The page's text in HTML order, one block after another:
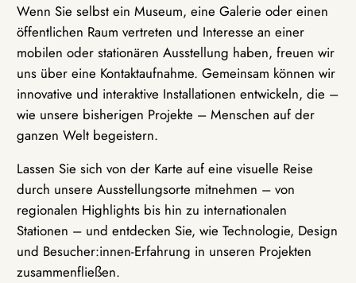
Wenn Sie selbst ein Museum, eine Galerie oder einen
öffentlichen Raum vertreten und Interesse an einer
mobilen oder stationären Ausstellung haben, freuen wir
uns über eine Kontaktaufnahme. Gemeinsam können wir
innovative und interaktive Installationen entwickeln, die –
wie unsere bisherigen Projekte – Menschen auf der
ganzen Welt begeistern.
Lassen Sie sich von der Karte auf eine visuelle Reise
durch unsere Ausstellungsorte mitnehmen – von
regionalen Highlights bis hin zu internationalen
Stationen – und entdecken Sie, wie Technologie, Design
und Besucher:innen-Erfahrung in unseren Projekten
zusammenfließen.